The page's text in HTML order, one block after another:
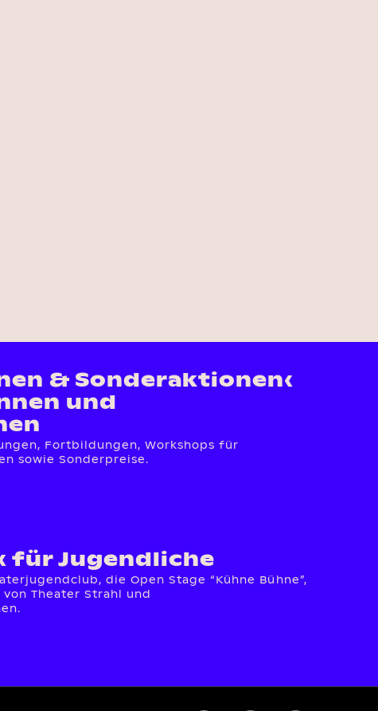
& Sonderaktionen‹
und
Fortbildungen, Workshops für
sowie Sonderpreise.
für Jugendliche
die Open Stage “Kühne Bühne”,
Theater Strahl und